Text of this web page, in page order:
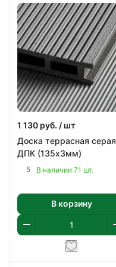
1 130 руб. / шт
Доска террасная серая
ДПК (135х3мм)
5 В наличии 71 шт.
В корзину